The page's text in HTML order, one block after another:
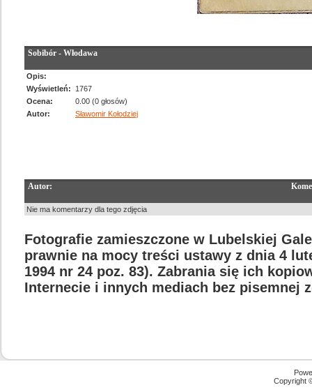
Sobibór - Włodawa
Opis:
Wyświetleń:
1767
Ocena:
0.00 (0 głosów)
Autor:
Sławomir Kołodziej
Autor:
Nie ma komentarzy dla tego zdjęcia
Fotografie zamieszczone w Lubelskiej
prawnie na mocy treści ustawy z dnia 4
1994 nr 24 poz. 83). Zabrania się ich
Internecie i innych mediach bez pisemnej
Copyright